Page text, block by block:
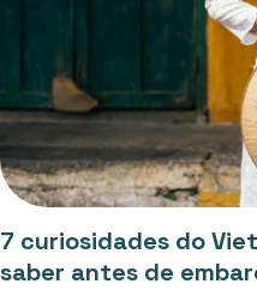
7 curiosidades do
saber antes de